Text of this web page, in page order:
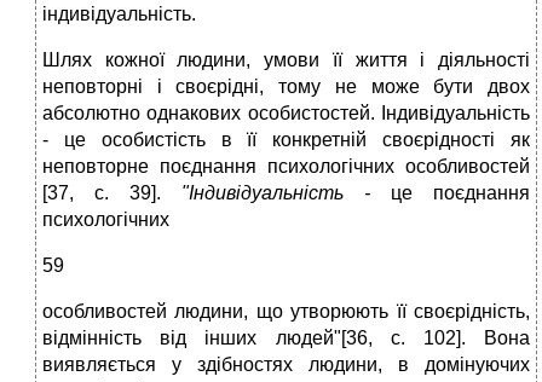
індивідуальність.
Шлях кожної людини, умови її життя і діяльності
неповторні і своєрідні, тому не може бути двох
абсолютно однакових особистостей. Індивідуальність
- це особистість в її конкретній своєрідності як
неповторне поєднання психологічних особливостей
[37, с. 39]. "Індивідуальність - це поєднання
психологічних
59
особливостей людини, що утворюють її своєрідність,
відмінність від інших людей"[36, с. 102]. Вона
виявляється у здібностях людини, в домінуючих